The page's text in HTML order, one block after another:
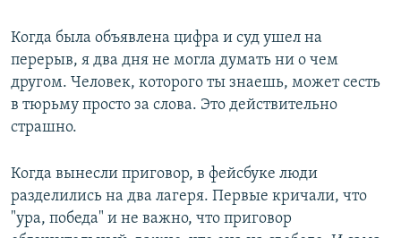
Когда была объявлена цифра и суд ушел на
перерыв, я два дня не могла думать ни о чем
другом. Человек, которого ты знаешь, может сесть
в тюрьму просто за слова. Это действительно
страшно.
Когда вынесли приговор, в фейсбуке люди
разделились на два лагеря. Первые кричали, что
"ура, победа" и не важно, что приговор